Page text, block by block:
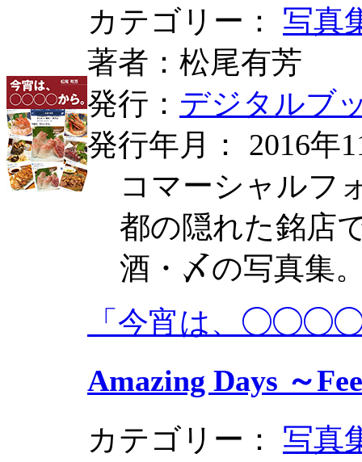
カテゴリー： 写真
著者：松尾有芳
発行： デジタルブ
発行年月： 2016年
コマーシャルフ
都の隠れた銘店
酒・〆の写真集
「今宵は、◯◯◯◯
Amazing Days ～
カテゴリー： 写真